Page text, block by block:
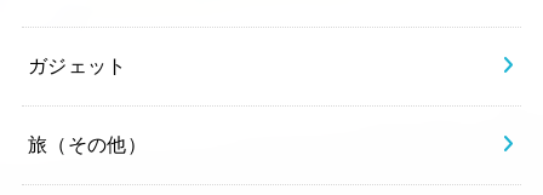
ガジェット
旅（その他）